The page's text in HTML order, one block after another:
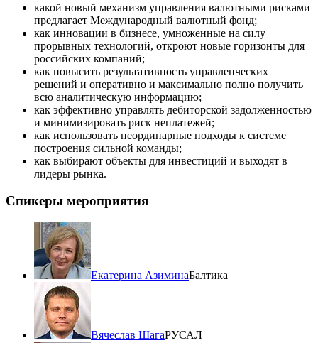
какой новый механизм управления валютными рисками
предлагает Международный валютный фонд;
как инновации в бизнесе, умноженные на силу
прорывных технологий, откроют новые горизонты для
российских компаний;
как повысить результативность управленческих
решений и оперативно и максимально полно получить
всю аналитическую информацию;
как эффективно управлять дебиторской задолженностью
и минимизировать риск неплатежей;
как использовать неординарные подходы к системе
построения сильной команды;
как выбирают объекты для инвестиций и выходят в
лидеры рынка.
Спикеры мероприятия
Екатерина АзиминаБалтика
Вячеслав ШагаРУСАЛ